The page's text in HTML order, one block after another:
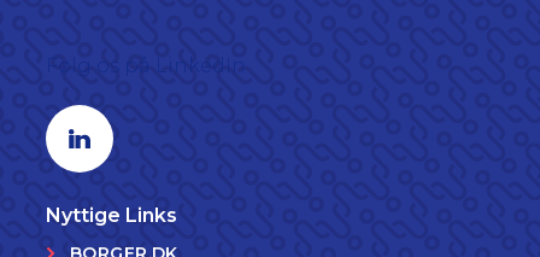
Linkedin profil
Nyttige Links